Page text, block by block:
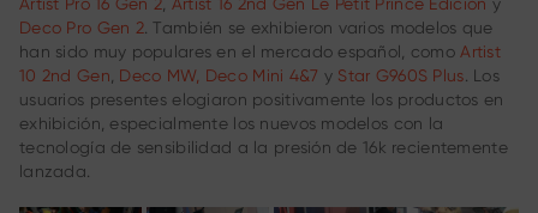
Deco Pro Gen 2. También se exhibieron varios modelos que
han sido muy populares en el mercado español, como Artist
10 2nd Gen Deco MW, Deco Mini 4&7 y Star G960S Plus . Los
usuarios presentes elogiaron positivamente los productos en
exhibición, especialmente los nuevos modelos con la
tecnología de sensibilidad a la presión de 16k recientemente
lanzada.